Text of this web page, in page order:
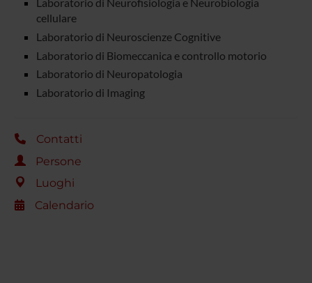
cellulare
Laboratorio di Neuroscienze Cognitive
Laboratorio di Biomeccanica e controllo motorio
Laboratorio di Neuropatologia
Laboratorio di Imaging
Contatti
Persone
Luoghi
Calendario